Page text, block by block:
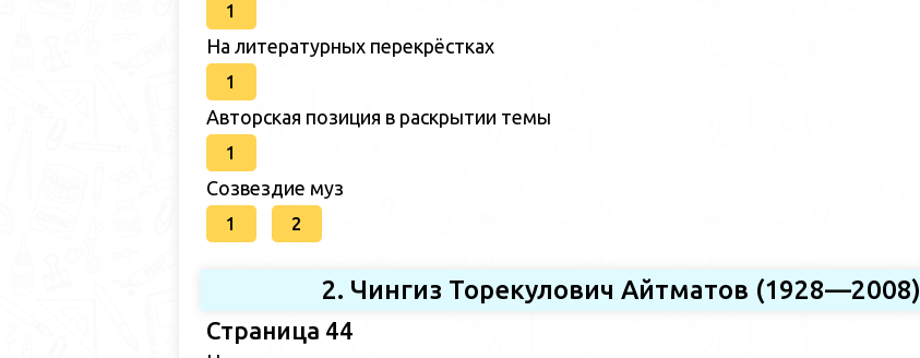
1
На литературных перекрёстках
1
Авторская позиция в раскрытии темы
1
Созвездие муз
1 2
2. Чингиз Торекулович Айтматов (1928—2008)
Страница 44